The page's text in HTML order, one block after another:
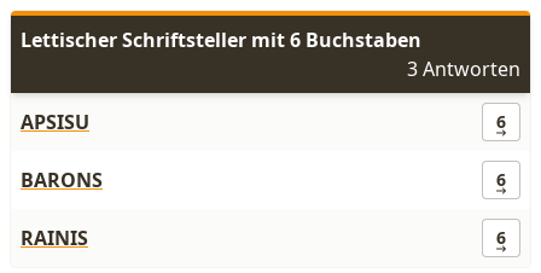
Lettischer Schriftsteller mit 6 Buchstaben
3 Antworten
APSISU
6
BARONS 6
RAINIS 6